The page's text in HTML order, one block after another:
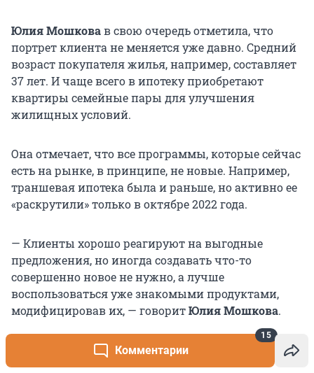
Комментарии
15
Юлия Мошковав свою очередь отметила, что
портрет клиента не меняется уже давно. Средний
возраст покупателя жилья, например, составляет
37 лет. И чаще всего в ипотеку приобретают
квартиры семейные пары для улучшения
жилищных условий.
Она отмечает, что все программы, которые сейчас
есть на рынке, в принципе, не новые. Например,
траншевая ипотека была и раньше, но активно ее
«раскрутили» только в октябре 2022 года.
— Клиенты хорошо реагируют на выгодные
предложения, но иногда создавать что-то
совершенно новое не нужно, а лучше
воспользоваться уже знакомыми продуктами,
модифицировав их, — говоритЮлия Мошкова.
Для всех, а не для избранных